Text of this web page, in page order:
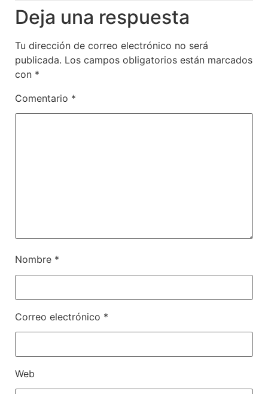
Deja una respuesta
Tu dirección de correo electrónico no será
publicada. Los campos obligatorios están marcados
con *
Comentario *
Nombre *
Correo electrónico *
Web